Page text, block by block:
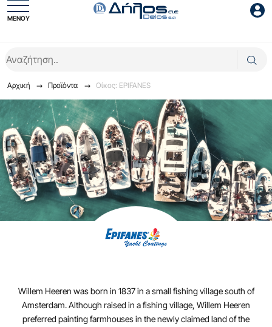
ΜΕΝΟΥ
Είσοδος
Ξέχασες το password;
Αρχική Προϊόντα Οίκος: EPIFANES
Willem Heeren was born in 1837 in a small fishing village south of
Amsterdam. Although raised in a fishing village, Willem Heeren
preferred painting farmhouses in the newly claimed land of the